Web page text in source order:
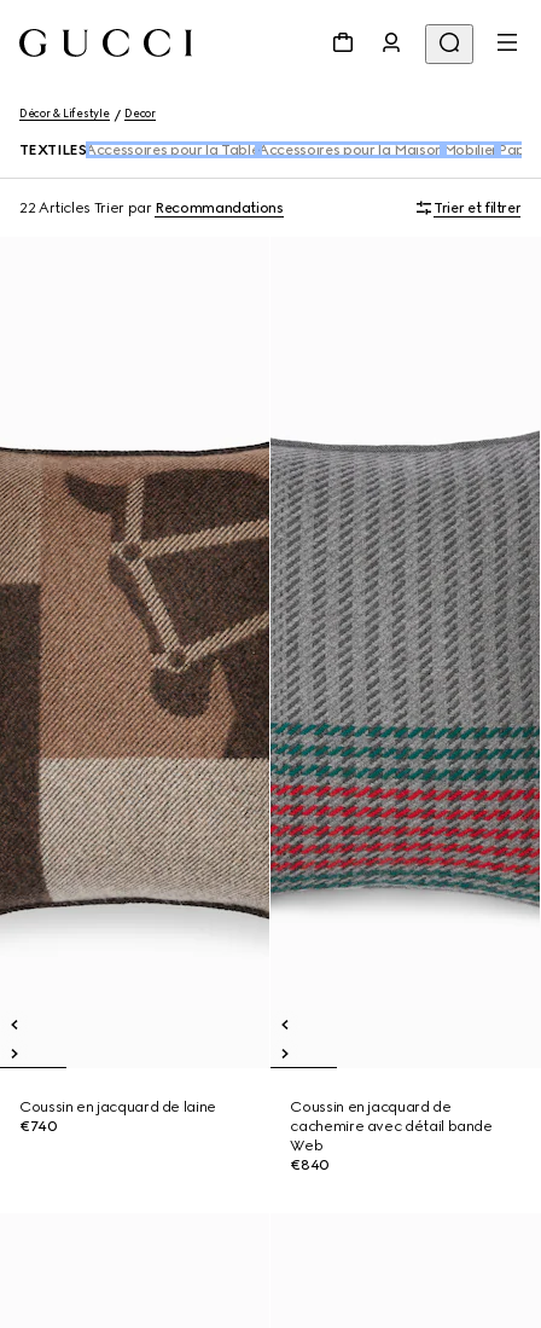
Décor & Lifestyle Decor
TEXTILES Accessoires pour la TableAccessoires pour la Maison Mobilier
22 Articles Trier par Recommandations Trier et filtrer
Coussin en jacquard de laine
€740
Coussin en jacquard de
cachemire avec détail bande
Web
€840